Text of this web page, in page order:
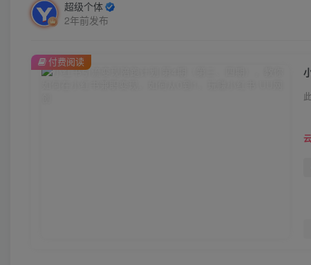
超级个体
2年前发布
付费阅读